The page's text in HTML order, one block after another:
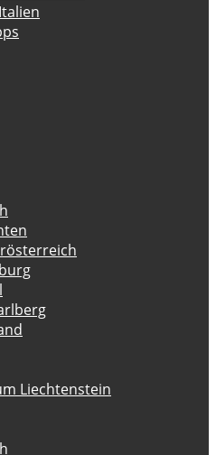
Liechtenstein